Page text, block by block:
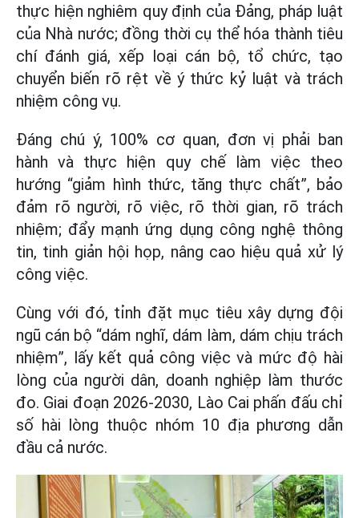
thực hiện nghiêm quy định của Đảng, pháp luật
của Nhà nước; đồng thời cụ thể hóa thành tiêu
chí đánh giá, xếp loại cán bộ, tổ chức, tạo
chuyển biến rõ rệt về ý thức kỷ luật và trách
nhiệm công vụ.
Đáng chú ý, 100% cơ quan, đơn vị phải ban
hành và thực hiện quy chế làm việc theo
hướng “giảm hình thức, tăng thực chất”, bảo
đảm rõ người, rõ việc, rõ thời gian, rõ trách
nhiệm; đẩy mạnh ứng dụng công nghệ thông
tin, tinh giản hội họp, nâng cao hiệu quả xử lý
công việc.
Cùng với đó, tỉnh đặt mục tiêu xây dựng đội
ngũ cán bộ “dám nghĩ, dám làm, dám chịu trách
nhiệm”, lấy kết quả công việc và mức độ hài
lòng của người dân, doanh nghiệp làm thước
đo. Giai đoạn 2026-2030, Lào Cai phấn đấu chỉ
số hài lòng thuộc nhóm 10 địa phương dẫn
đầu cả nước.